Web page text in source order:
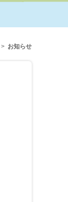
> お知らせ